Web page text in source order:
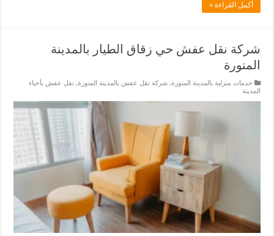
أكمل القراءة »
شركة نقل عفش حي زقاق الطيار بالمدينة
المنورة
خدمات منزلية بالمدينة المنورة,شركة نقل عفش بالمدينة المنورة, نقل عفش بأحياء
المدينة